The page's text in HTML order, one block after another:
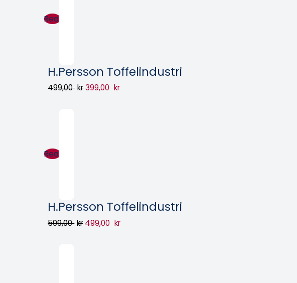
Rea!
H.Persson Toffelindustri
499,00 kr399,00 kr
Rea!
H.Persson Toffelindustri
599,00 kr 499,00 kr